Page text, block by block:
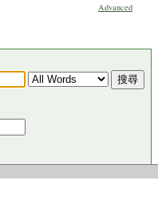
Advanced